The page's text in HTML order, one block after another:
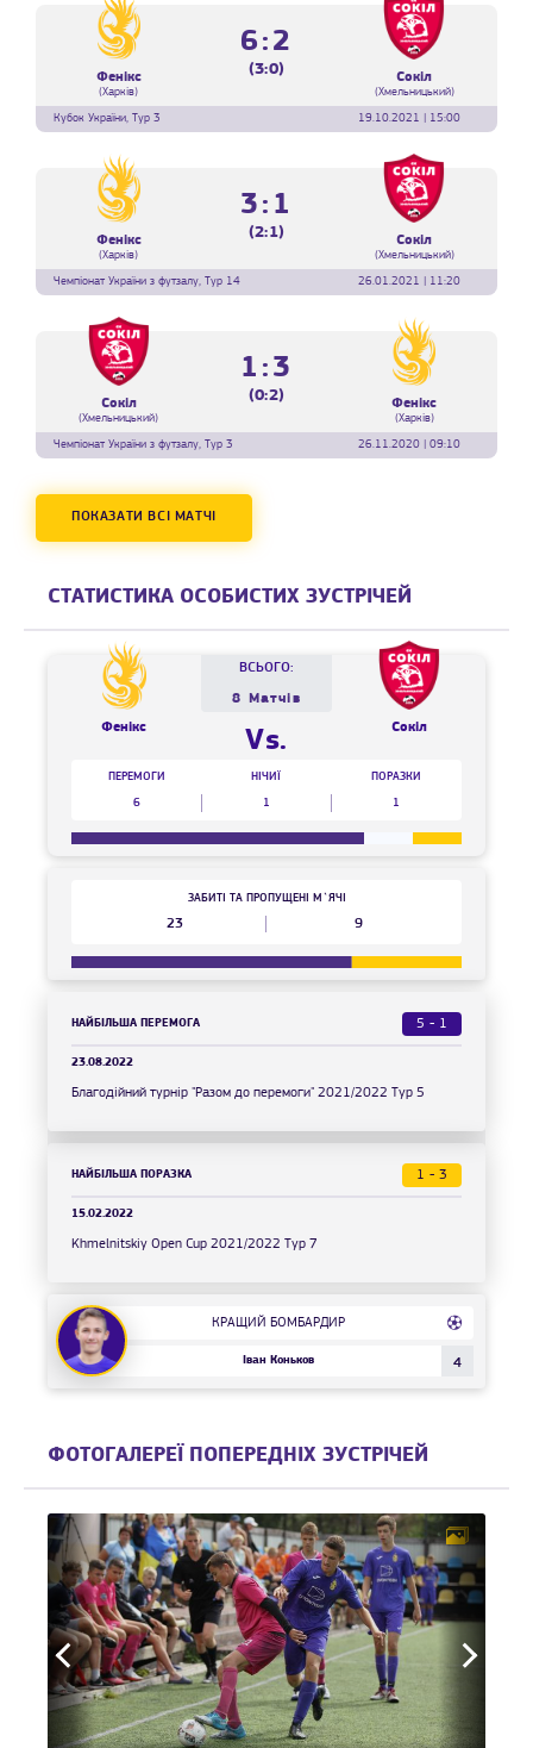
Фенікс
(Харків)
6:2
(3:0) Сокіл
(Хмельницький)
Кубок України, Тур 3
19.10.2021 | 15:00
Фенікс
(Харків)
3:1
(2:1) Сокіл
(Хмельницький)
Чемпіонат України з футзалу, Тур 14
26.01.2021 | 11:20
Сокіл
(Хмельницький)
1:3
(0:2) Фенікс
(Харків)
Чемпіонат України з футзалу, Тур 3
26.11.2020 | 09:10
ПОКАЗАТИ ВСІ МАТЧІ
СТАТИСТИКА ОСОБИСТИХ ЗУСТРІЧЕЙ
Фенікс
ВСЬОГО:
8 Матчів
Vs. Сокіл
ПЕРЕМОГИ
6
НІЧИЇ
1
ПОРАЗКИ
1
23
ЗАБИТІ ТА ПРОПУЩЕНІ М`ЯЧІ
9
НАЙБІЛЬША ПЕРЕМОГА 5 - 1
23.08.2022
Благодійний турнір "Разом до перемоги" 2021/2022 Тур 5
НАЙБІЛЬША ПОРАЗКА 1 - 3
15.02.2022
Khmelnitskiy Open Cup 2021/2022 Тур 7
КРАЩИЙ БОМБАРДИР
Іван Коньков 4
ФОТОГАЛЕРЕЇ ПОПЕРЕДНІХ ЗУСТРІЧЕЙ